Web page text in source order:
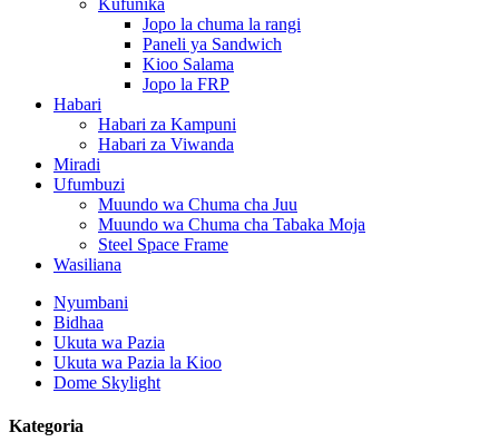
Kufunika
Jopo la chuma la rangi
Paneli ya Sandwich
Kioo Salama
Jopo la FRP
Habari
Habari za Kampuni
Habari za Viwanda
Miradi
Ufumbuzi
Muundo wa Chuma cha Juu
Muundo wa Chuma cha Tabaka Moja
Steel Space Frame
Wasiliana
Nyumbani
Bidhaa
Ukuta wa Pazia
Ukuta wa Pazia la Kioo
Dome Skylight
Kategoria